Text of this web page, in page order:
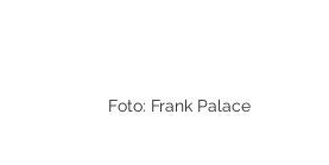
Foto: Frank Palace